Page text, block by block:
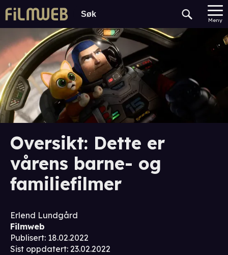
Meny
Oversikt: Dette er
vårens barne- og
familiefilmer
Erlend Lundgård
Filmweb
Publisert: 18.02.2022
Sist oppdatert: 23.02.2022